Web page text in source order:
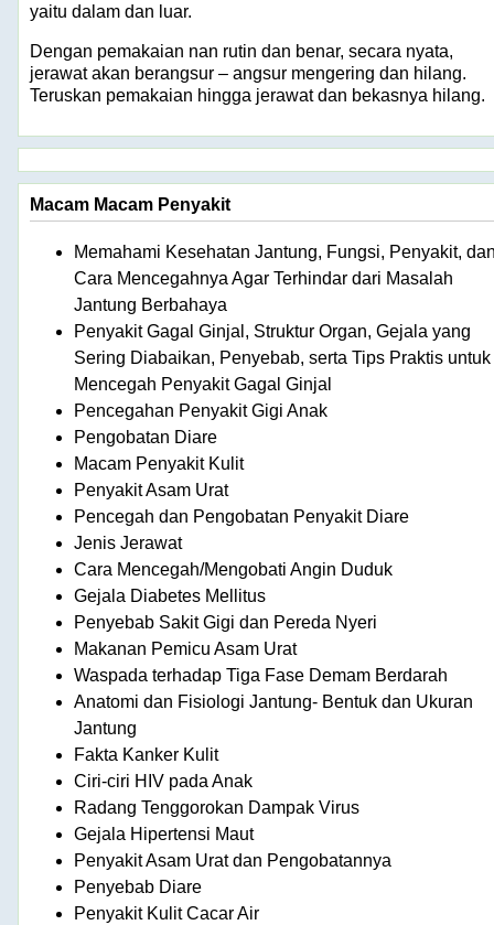
yaitu dalam dan luar.
Dengan pemakaian nan rutin dan benar, secara nyata,
jerawat akan berangsur – angsur mengering dan hilang.
Teruskan pemakaian hingga jerawat dan bekasnya hilang.
Macam Macam Penyakit
Memahami Kesehatan Jantung, Fungsi, Penyakit,
Cara Mencegahnya Agar Terhindar dari Masalah
Jantung Berbahaya
Penyakit Gagal Ginjal, Struktur Organ, Gejala yang
Sering Diabaikan, Penyebab, serta Tips Praktis untuk
Mencegah Penyakit Gagal Ginjal
Pencegahan Penyakit Gigi Anak
Pengobatan Diare
Macam Penyakit Kulit
Penyakit Asam Urat
Pencegah dan Pengobatan Penyakit Diare
Jenis Jerawat
Cara Mencegah/Mengobati Angin Duduk
Gejala Diabetes Mellitus
Penyebab Sakit Gigi dan Pereda Nyeri
Makanan Pemicu Asam Urat
Waspada terhadap Tiga Fase Demam Berdarah
Anatomi dan Fisiologi Jantung- Bentuk dan Ukuran
Jantung
Fakta Kanker Kulit
Ciri-ciri HIV pada Anak
Radang Tenggorokan Dampak Virus
Gejala Hipertensi Maut
Penyakit Asam Urat dan Pengobatannya
Penyebab Diare
Penyakit Kulit Cacar Air